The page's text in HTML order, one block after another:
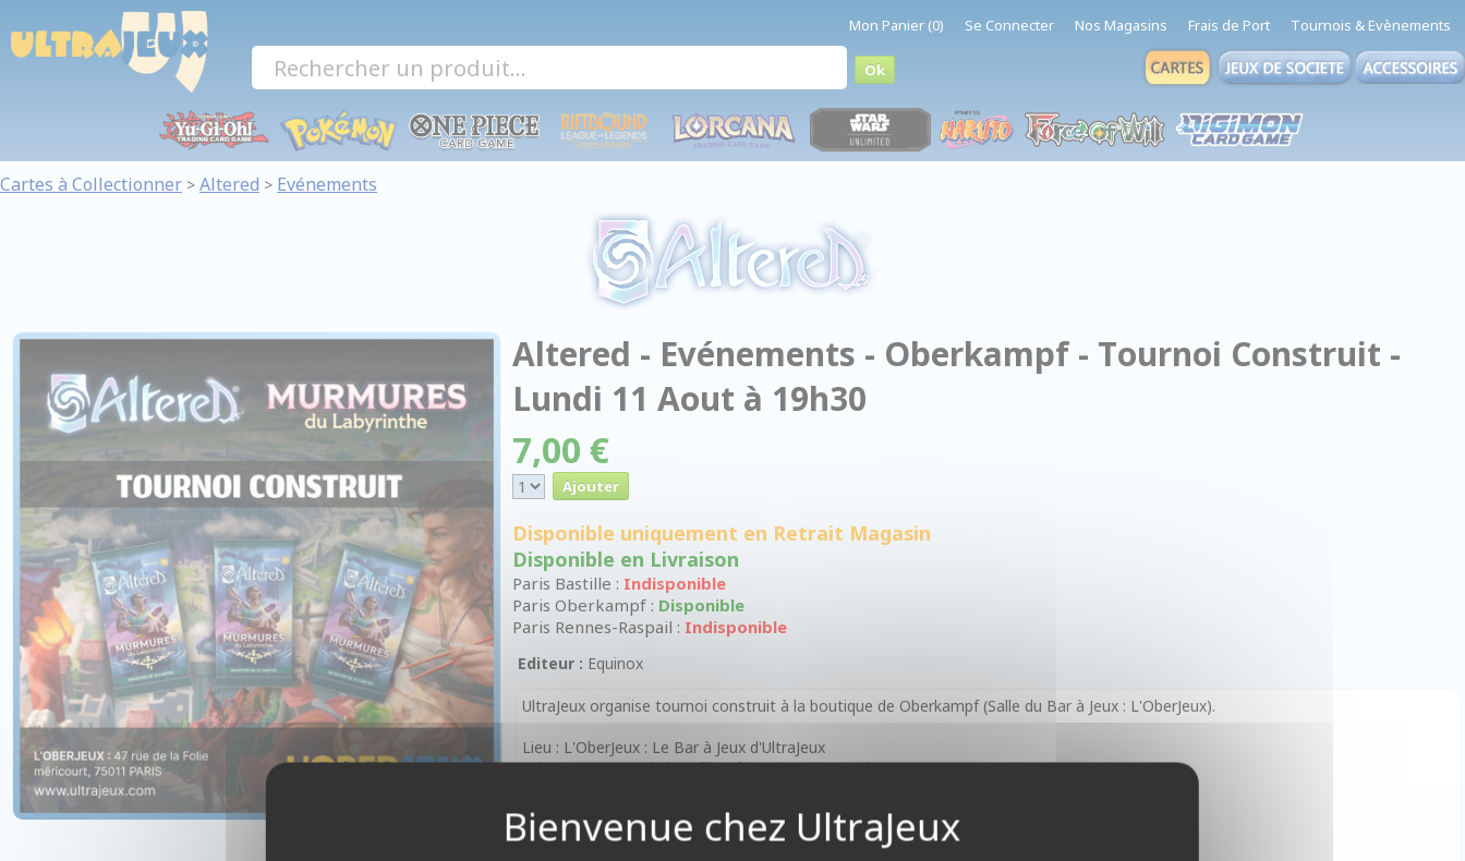
Mon Panier (0) Se Connecter Nos Magasins Frais de Port Tournois & Evènements
Cartes à Collectionner > Altered > Evénements
Altered - Evénements - Oberkampf - Tournoi Construit -
Lundi 11 Aout à 19h30
7,00 €
Disponible uniquement en Retrait Magasin
Disponible en Livraison
Paris Bastille : Indisponible
Paris Oberkampf : Disponible
Paris Rennes-Raspail : Indisponible
Editeur : Equinox
UltraJeux organise tournoi construit à la boutique de Oberkampf (Salle du Bar à Jeux : L'OberJeux).
Lieu : L'OberJeux : Le Bar à Jeux d'UltraJeux
Adresse : 47 Rue de la Folie Méricourt 75011 Paris
3 rondes de 30 min BO1
Panneau de gestion des cookies